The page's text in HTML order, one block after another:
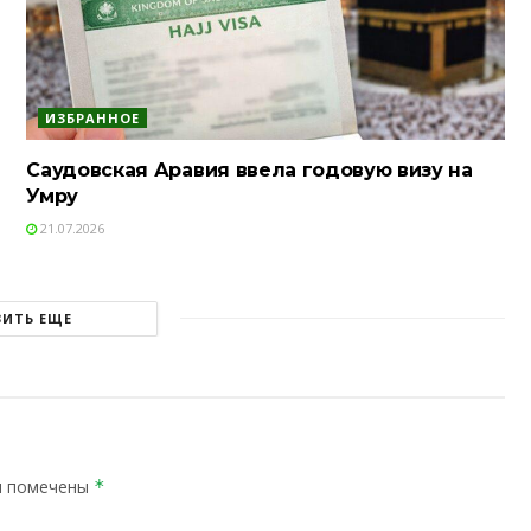
ИЗБРАННОЕ
Саудовская Аравия ввела годовую визу на
Умру
21.07.2026
ЕЩЕ
помечены *